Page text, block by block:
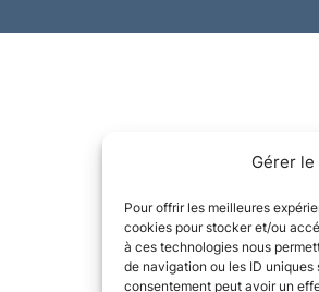
Gérer
Pour offrir les meilleures
cookies pour stocker et/ou
à ces technologies nous
de navigation ou les ID
consentement peut avoir un